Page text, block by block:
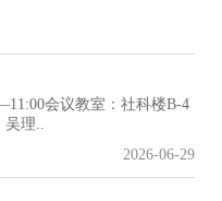
会议教室：社科楼B-4
吴理..
2026-06-29